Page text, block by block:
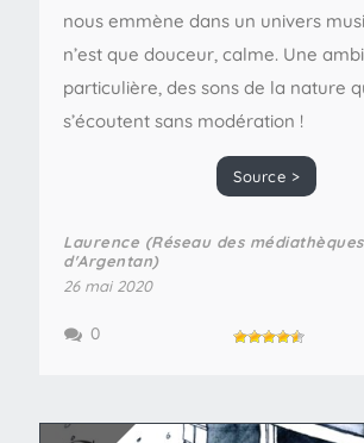
nous emmène dans un univers
n’est que douceur, calme. Une
particulière, des sons de la nature
s’écoutent sans modération !
Source >
Laurence (Réseau des
d'Argentan)
26 mai 2020
0